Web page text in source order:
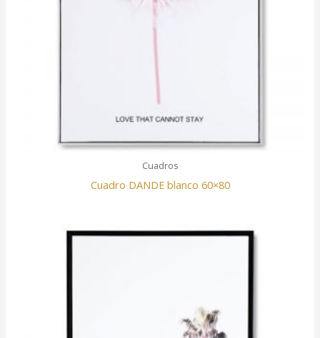
Cuadros
Cuadro DANDE blanco 60×80